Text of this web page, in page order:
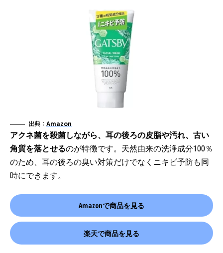
出典： Amazon
アクネ菌を殺菌しながら、耳の後ろの皮脂や汚れ、古い
角質を落とせるのが特徴です。天然由来の洗浄成分100％
のため、耳の後ろの臭い対策だけでなくニキビ予防も同
時にできます。
Amazonで商品を見る
楽天で商品を見る